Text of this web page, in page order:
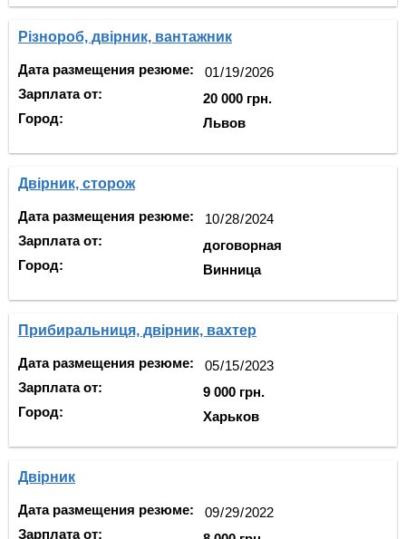
Різнороб, двірник, вантажник
Дата размещения резюме:
Зарплата от:
Город:
20 000 грн.
Львов
Двірник, сторож
Дата размещения резюме:
Зарплата от:
Город:
договорная
Винница
Прибиральниця, двірник, вахтер
Дата размещения резюме:
Зарплата от:
Город:
9 000 грн.
Харьков
Двірник
Дата размещения резюме:
Зарплата от: